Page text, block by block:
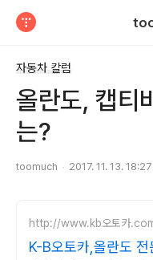
자동차 칼럼
올란도, 캡티
는?
toomuch 2017. 11. 13. 18:27
http://www.kb오토카
K-B오토카,올란도 전